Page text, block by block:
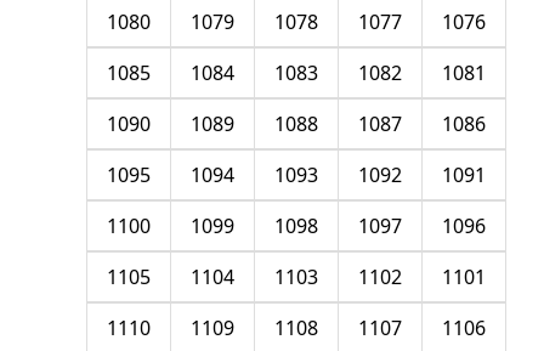
1076
1077
1078
1079
1080
1081
1082
1083
1084
1085
1086
1087
1088
1089
1090
1091
1092
1093
1094
1095
1096
1097
1098
1099
1100
1101
1102
1103
1104
1105
1106
1107
1108
1109
1110